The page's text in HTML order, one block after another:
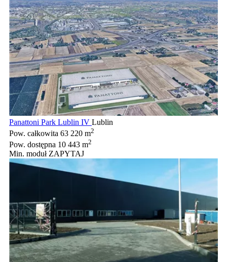
Panattoni Park Lublin IV Lublin
Pow. całkowita 63 220 m2
Pow. dostępna 10 443 m2
Min. moduł ZAPYTAJ